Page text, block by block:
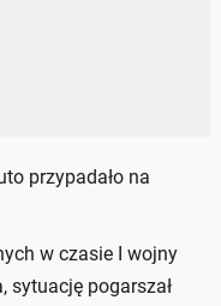
przypadało na
w czasie I wojny
sytuację pogarszał